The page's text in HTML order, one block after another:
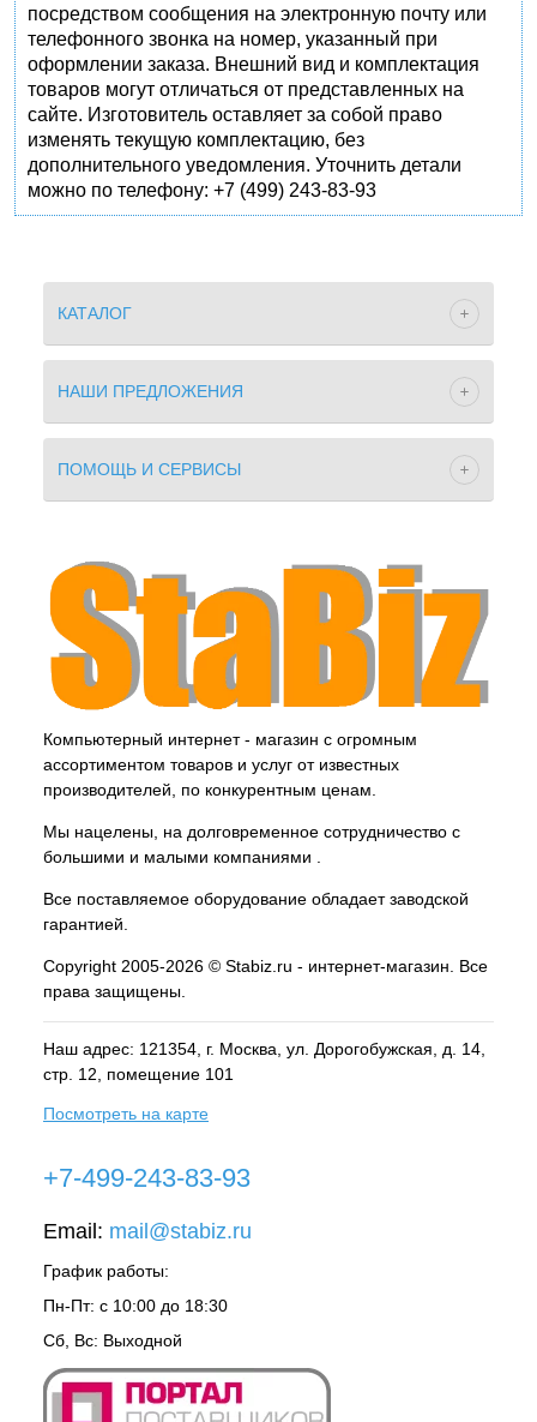
посредством сообщения на электронную почту или
телефонного звонка на номер, указанный при
оформлении заказа. Внешний вид и комплектация
товаров могут отличаться от представленных на
сайте. Изготовитель оставляет за собой право
изменять текущую комплектацию, без
дополнительного уведомления. Уточнить детали
можно по телефону: +7 (499) 243-83-93
КАТАЛОГ
НАШИ ПРЕДЛОЖЕНИЯ
ПОМОЩЬ И СЕРВИСЫ
Компьютерный интернет - магазин с огромным
ассортиментом товаров и услуг от известных
производителей, по конкурентным ценам.
Мы нацелены, на долговременное сотрудничество с
большими и малыми компаниями .
Все поставляемое оборудование обладает заводской
гарантией.
Copyright 2005-2026 © Stabiz.ru - интернет-магазин. Все
права защищены.
Наш адрес: 121354, г. Москва , ул. Дорогобужская, д. 14,
стр. 12, помещение 101
Посмотреть на карте
+7-499-243-83-93
Email: mail@stabiz.ru
График работы:
Пн-Пт: с 10:00 до 18:30
Сб, Вс: Выходной